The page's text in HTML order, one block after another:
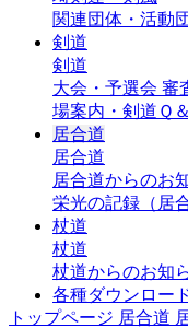
関連団体・活動
剣道
剣道
大会・予選会 審
場案内・剣道Ｑ
居合道
居合道
居合道からのお
栄光の記録（居
杖道
杖道
杖道からのお知
各種ダウンロー
トップページ 居合道